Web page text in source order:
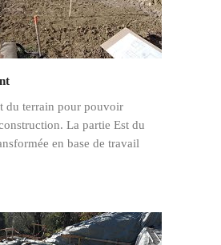
du terrain pour pouvoir
La partie Est du
en base de travail